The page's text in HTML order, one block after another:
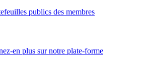
publics des membres
en plus sur notre plate-forme